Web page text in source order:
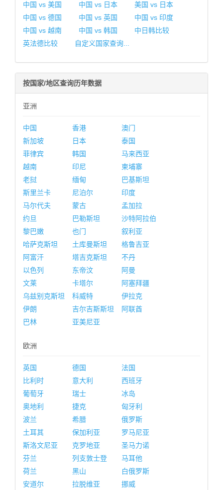
中国 vs 美国 中国 vs 日本
美国 vs 日本
中国 vs 德国
中国 vs 英国
中国 vs 印度
中国 vs 越南
中国 vs 韩国
中日韩比较
英法德比较
自定义国家查询...
按国家/地区查询历年数据
亚洲
中国 香港
澳门
新加坡
日本
泰国
菲律宾
韩国
马来西亚
越南
印尼
柬埔寨
老挝
缅甸
巴基斯坦
斯里兰卡
尼泊尔
印度
马尔代夫
蒙古
孟加拉
约旦
巴勒斯坦
沙特阿拉伯
黎巴嫩
也门
叙利亚
哈萨克斯坦
土库曼斯坦
格鲁吉亚
阿富汗
塔吉克斯坦
不丹
以色列
东帝汶
阿曼
文莱
卡塔尔
阿塞拜疆
乌兹别克斯坦
科威特
伊拉克
伊朗
吉尔吉斯斯坦
阿联酋
巴林
亚美尼亚
欧洲
英国 德国
法国
比利时
意大利
西班牙
葡萄牙
瑞士
冰岛
奥地利
捷克
匈牙利
波兰
希腊
俄罗斯
土耳其
保加利亚
罗马尼亚
斯洛文尼亚
克罗地亚
圣马力诺
芬兰
列支敦士登
马耳他
荷兰
黑山
白俄罗斯
安道尔
拉脱维亚
挪威